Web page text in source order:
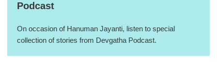
Podcast
On occasion of Hanuman Jayanti, listen to special
collection of stories from Devgatha Podcast.